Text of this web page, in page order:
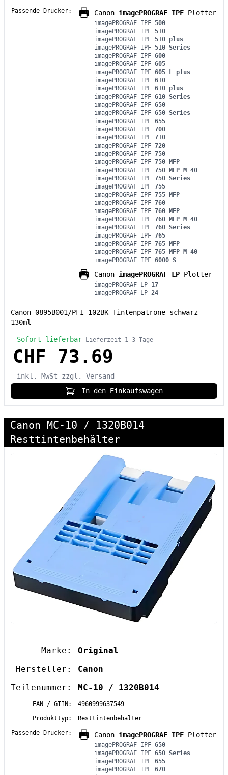
Passende Drucker: Canon imagePROGRAF IPF Plotter
imagePROGRAF IPF 500
imagePROGRAF IPF 510
imagePROGRAF IPF 510 plus
imagePROGRAF IPF 510 Series
imagePROGRAF IPF 600
imagePROGRAF IPF 605
imagePROGRAF IPF 605 L plus
imagePROGRAF IPF 610
imagePROGRAF IPF 610 plus
imagePROGRAF IPF 610 Series
imagePROGRAF IPF 650
imagePROGRAF IPF 650 Series
imagePROGRAF IPF 655
imagePROGRAF IPF 700
imagePROGRAF IPF 710
imagePROGRAF IPF 720
imagePROGRAF IPF 750
imagePROGRAF IPF 750 MFP
imagePROGRAF IPF 750 MFP M 40
imagePROGRAF IPF 750 Series
imagePROGRAF IPF 755
imagePROGRAF IPF 755 MFP
imagePROGRAF IPF 760
imagePROGRAF IPF 760 MFP
imagePROGRAF IPF 760 MFP M 40
imagePROGRAF IPF 760 Series
imagePROGRAF IPF 765
imagePROGRAF IPF 765 MFP
imagePROGRAF IPF 765 MFP M 40
imagePROGRAF IPF 6000 S
Canon imagePROGRAF LP Plotter
imagePROGRAF LP 17
imagePROGRAF LP 24
Canon 0895B001/PFI-102BK Tintenpatrone schwarz
130ml
Sofort lieferbar Lieferzeit 1-3 Tage
CHF 73.69
inkl. MwSt
zzgl. Versand
In den Einkaufswagen
Canon MC-10 / 1320B014
Resttintenbehälter
Marke:
Original
Hersteller:
Canon
Teilenummer:
MC-10 / 1320B014
EAN / GTIN:
4960999637549
Produkttyp:
Resttintenbehälter
Passende Drucker:
Canon imagePROGRAF IPF Plotter
imagePROGRAF IPF 650
imagePROGRAF IPF 650 Series
imagePROGRAF IPF 655
imagePROGRAF IPF 670